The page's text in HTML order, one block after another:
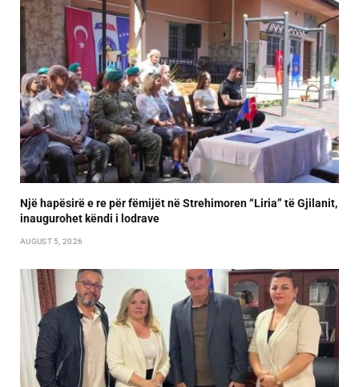
Një hapësirë e re për fëmijët në Strehimoren “Liria” të Gjilanit,
inaugurohet këndi i lodrave
AUGUST 5, 2026